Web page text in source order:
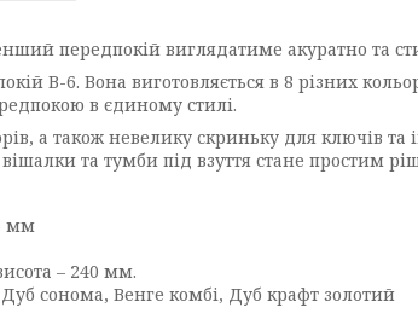
передпокій виглядатиме акуратно та
В-6. Вона виготовляється в 8 різних
в єдиному стилі.
а також невелику скриньку для ключів
та тумби під взуття стане простим
мм
– 240 мм.
сонома, Венге комбі, Дуб крафт золотий